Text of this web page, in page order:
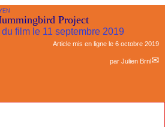
Project
film le 11 septembre 2019
Article mis en ligne le 6 octobre 2019
par Julien Brnl